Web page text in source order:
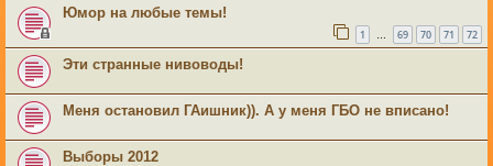
Юмор на любые темы!
1 … 69 70 71 72
Эти странные нивоводы!
Меня остановил ГАишник)). А у меня ГБО не вписано!
Выборы 2012